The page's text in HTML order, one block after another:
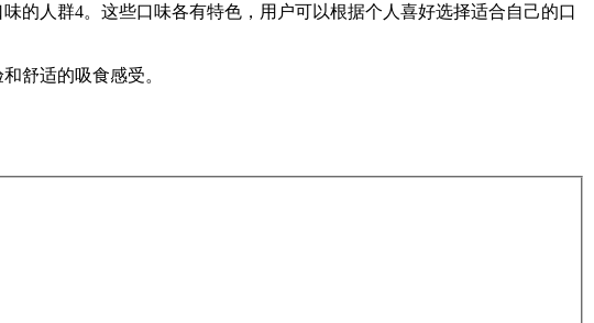
的人群4。这些口味各有特色，用户可以根据个人喜好选择适合自己的口
舒适的吸食感受。